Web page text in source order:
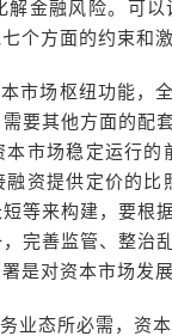
金融风险。可
个方面的约束和
市场枢纽功能，
要其他方面的配
市场稳定运行
资提供定价的
等来构建，要根
完善监管、整治
是对资本市场发
业态所必需，资